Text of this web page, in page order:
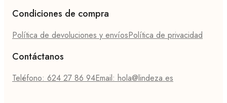
Condiciones de compra
Política de devoluciones y envíosPolítica de privacidad
Contáctanos
Teléfono: 624 27 86 94Email: hola@lindeza.es